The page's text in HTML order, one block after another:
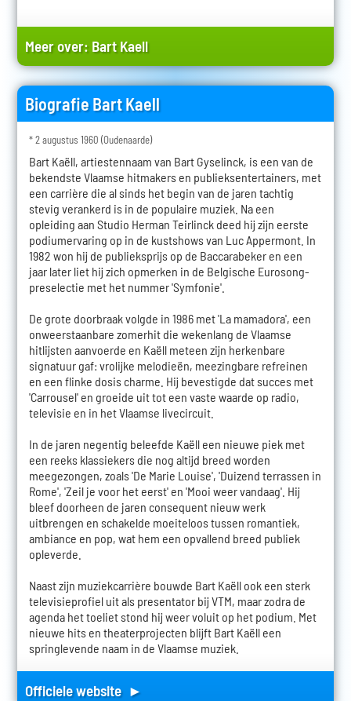
Meer over: Bart Kaell
Biografie Bart Kaell
* 2 augustus 1960 (Oudenaarde)
Bart Kaëll, artiestennaam van Bart Gyselinck, is een van de
bekendste Vlaamse hitmakers en publieksentertainers, met
een carrière die al sinds het begin van de jaren tachtig
stevig verankerd is in de populaire muziek. Na een
opleiding aan Studio Herman Teirlinck deed hij zijn eerste
podiumervaring op in de kustshows van Luc Appermont. In
1982 won hij de publieksprijs op de Baccarabeker en een
jaar later liet hij zich opmerken in de Belgische Eurosong-
preselectie met het nummer 'Symfonie'.
De grote doorbraak volgde in 1986 met 'La mamadora', een
onweerstaanbare zomerhit die wekenlang de Vlaamse
hitlijsten aanvoerde en Kaëll meteen zijn herkenbare
signatuur gaf: vrolijke melodieën, meezingbare refreinen
en een flinke dosis charme. Hij bevestigde dat succes met
'Carrousel' en groeide uit tot een vaste waarde op radio,
televisie en in het Vlaamse livecircuit.
In de jaren negentig beleefde Kaëll een nieuwe piek met
een reeks klassiekers die nog altijd breed worden
meegezongen, zoals 'De Marie Louise', 'Duizend terrassen in
Rome', 'Zeil je voor het eerst' en 'Mooi weer vandaag'. Hij
bleef doorheen de jaren consequent nieuw werk
uitbrengen en schakelde moeiteloos tussen romantiek,
ambiance en pop, wat hem een opvallend breed publiek
opleverde.
Naast zijn muziekcarrière bouwde Bart Kaëll ook een sterk
televisieprofiel uit als presentator bij VTM, maar zodra de
agenda het toeliet stond hij weer voluit op het podium. Met
nieuwe hits en theaterprojecten blijft Bart Kaëll een
springlevende naam in de Vlaamse muziek.
Officiele website ►